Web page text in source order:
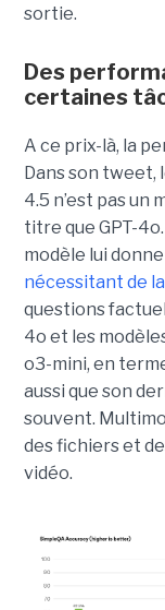
sortie.
Des
certaines
A ce prix-là, la
Dans son tweet,
4.5 n’est pas un
titre que GPT-
modèle lui
nécessitant de
questions
4o et les
o3-mini, en
aussi que son
souvent.
des fichiers et
vidéo.